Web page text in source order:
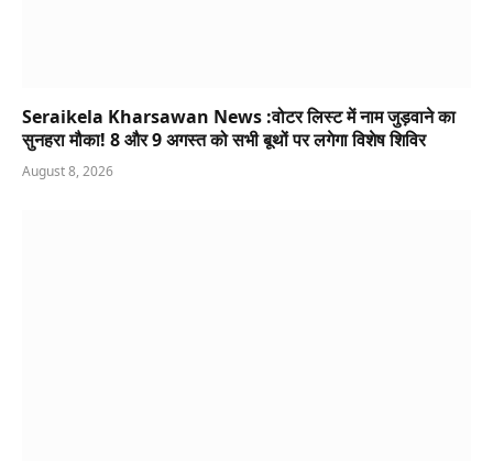
Seraikela Kharsawan News :वोटर लिस्ट में नाम जुड़वाने का
सुनहरा मौका! 8 और 9 अगस्त को सभी बूथों पर लगेगा विशेष शिविर
August 8, 2026